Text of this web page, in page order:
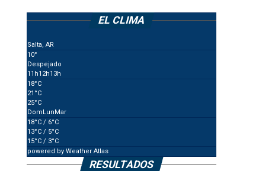
EL CLIMA
Salta, AR
10°
Despejado
11 h12h13h
18°C
21 °C
25°C
DomLunMar
18°C / 6°C
13°C / 5°C
15°C / 3°C
powered by Weather Atlas
RESULTADOS